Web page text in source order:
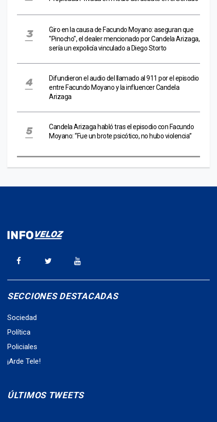
Giro en la causa de Facundo Moyano: aseguran que
"Pinocho", el dealer mencionado por Candela Arizaga,
sería un expolicía vinculado a Diego Storto
Difundieron el audio del llamado al 911 por el episodio
entre Facundo Moyano y la influencer Candela
Arizaga
Candela Arizaga habló tras el episodio con Facundo
Moyano: “Fue un brote psicótico, no hubo violencia”
SECCIONES DESTACADAS
Sociedad
Política
Policiales
¡Arde Tele!
ÚLTIMOS TWEETS